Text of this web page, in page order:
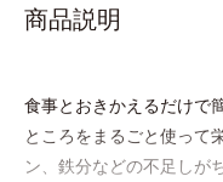
商品説明
食事とおきかえるだけで
ところをまるごと使って
ン、鉄分などの不足しが